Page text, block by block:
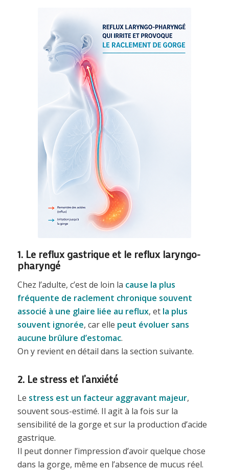
1. Le reflux gastrique et le reflux laryngo-
pharyngé
Chez l’adulte, c’est de loin la cause la plus
fréquente de raclement chronique souvent
associé à une glaire liée au reflux, et la plus
souvent ignorée, car elle peut évoluer sans
aucune brûlure d’estomac.
On y revient en détail dans la section suivante.
2. Le stress et l’anxiété
Le stress est un facteur aggravant majeur,
souvent sous-estimé. Il agit à la fois sur la
sensibilité de la gorge et sur la production d’acide
gastrique.
Il peut donner l’impression d’avoir quelque chose
dans la gorge, même en l’absence de mucus réel.